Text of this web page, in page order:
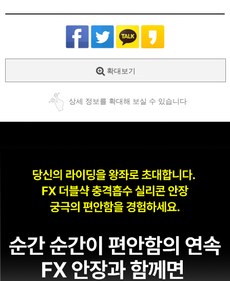
확대보기
상세 정보를 확대해 보실 수 있습니다